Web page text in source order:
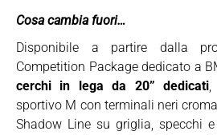
Cosa cambia fuori…
Disponibile a partire dalla
Competition Package dedicato a
cerchi in lega da 20” dedicati,
sportivo M con terminali neri
Shadow Line su griglia, specchi